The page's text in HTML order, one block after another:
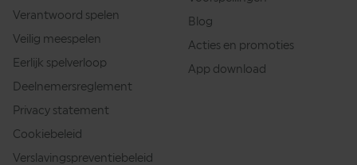
Verantwoord spelen
Veilig meespelen
Eerlijk spelverloop
Deelnemersreglement
Privacy statement
Cookiebeleid
Verslavingspreventiebeleid
Blog
Acties en promoties
App download